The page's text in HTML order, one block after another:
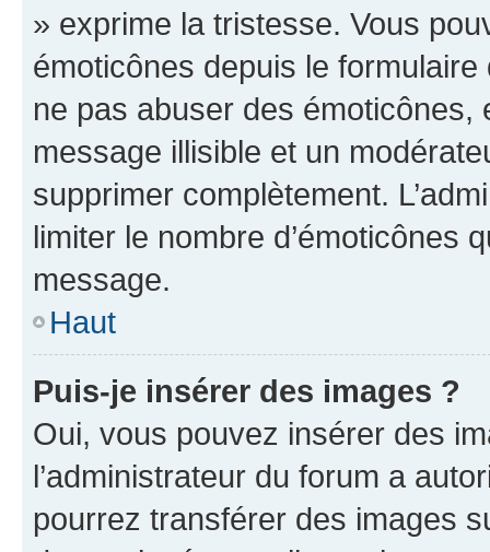
» exprime la tristesse. Vous
émoticônes depuis le
ne pas abuser des
message illisible et un
supprimer complètement.
limiter le nombre d’émoticônes
message.
Haut
Puis-je insérer des images ?
Oui, vous pouvez insérer des
l’administrateur du forum a
pourrez transférer des images